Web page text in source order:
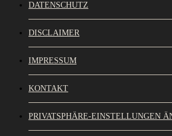
DATENSCHUTZ
DISCLAIMER
IMPRESSUM
KONTAKT
PRIVATSPHÄRE-EINSTELLUNGEN